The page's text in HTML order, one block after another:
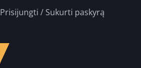
Prisijungti / Sukurti paskyrą